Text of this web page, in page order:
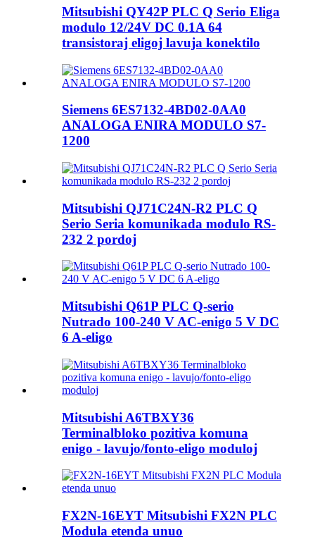
Mitsubishi QY42P PLC Q Serio Eliga
modulo 12/24V DC 0.1A 64
transistoraj eligoj lavuja konektilo
Siemens 6ES7132-4BD02-0AA0
ANALOGA ENIRA MODULO S7-
1200
Mitsubishi QJ71C24N-R2 PLC Q
Serio Seria komunikada modulo RS-
232 2 pordoj
Mitsubishi Q61P PLC Q-serio
Nutrado 100-240 V AC-enigo 5 V DC
6 A-eligo
Mitsubishi A6TBXY36
Terminalbloko pozitiva komuna
enigo - lavujo/fonto-eligo moduloj
FX2N-16EYT Mitsubishi FX2N PLC
Modula etenda unuo